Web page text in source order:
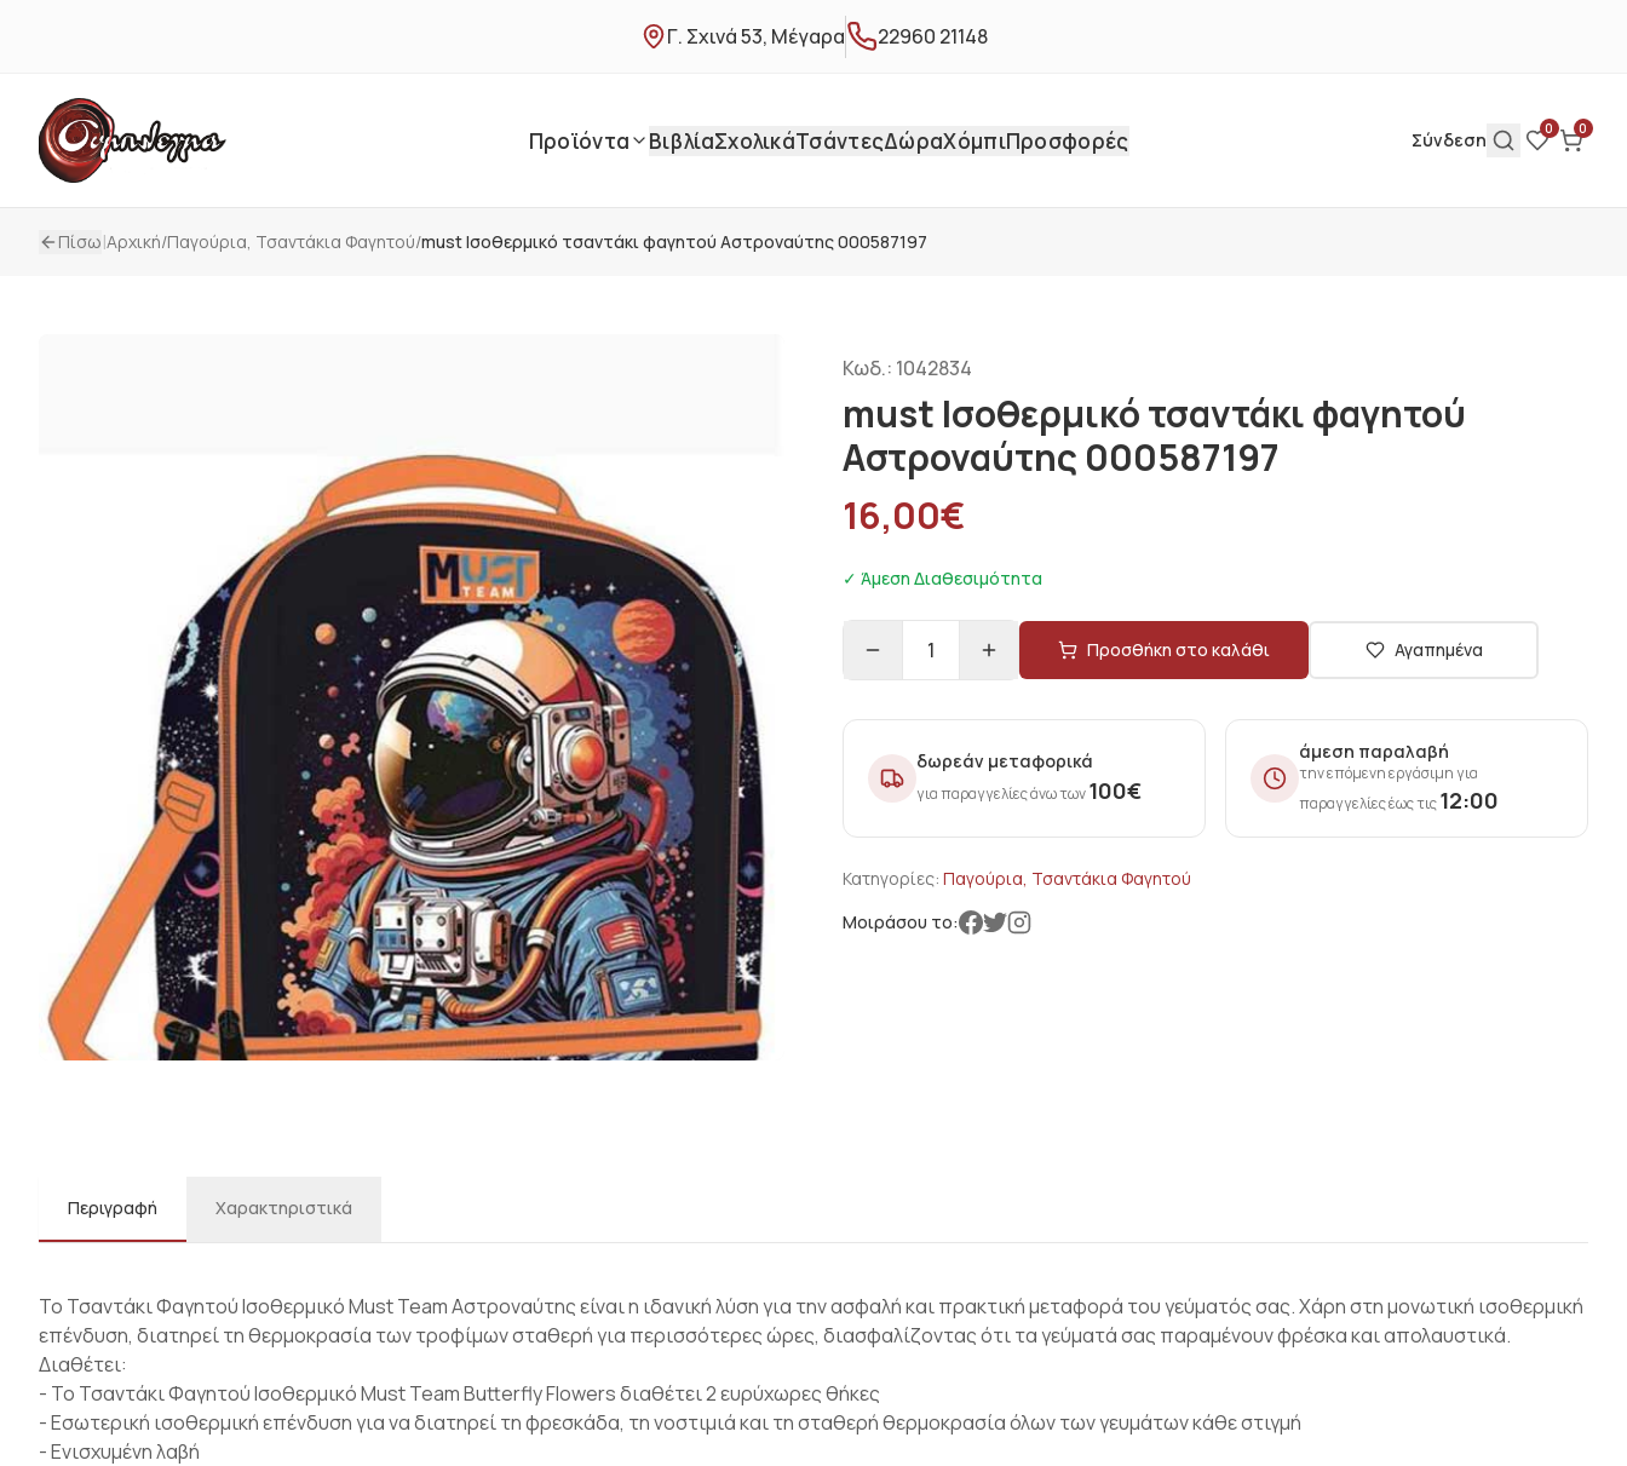
Γ. Σχινά 53, Μέγαρα 22960 21148
Προϊόντα ΒιβλίαΣχολικάΤσάντεςΔώραΧόμπιΠροσφορές Σύνδεση
0 0
Πίσω|Αρχική/Παγούρια, Τσαντάκια Φαγητού/must Ισοθερμικό τσαντάκι φαγητού Αστροναύτης 000587197
Κωδ.: 1042834
must Ισοθερμικό τσαντάκι φαγητού
Αστροναύτης 000587197
16,00€
✓ Άμεση Διαθεσιμότητα
1 Προσθήκη στο καλάθι Αγαπημένα
δωρεάν μεταφορικά
για παραγγελίες άνω των100€
άμεση παραλαβή
την επόμενη εργάσιμη για
παραγγελίες έως τις12:00
Κατηγορίες: Παγούρια, Τσαντάκια Φαγητού
Μοιράσου το:
Περιγραφή Χαρακτηριστικά
Το Τσαντάκι Φαγητού Ισοθερμικό Must Team Αστροναύτης είναι η ιδανική λύση για την ασφαλή και πρακτική μεταφορά του γεύματός σας. Χάρη στη μονωτική ισοθερμική
επένδυση, διατηρεί τη θερμοκρασία των τροφίμων σταθερή για περισσότερες ώρες, διασφαλίζοντας ότι τα γεύματά σας παραμένουν φρέσκα και απολαυστικά.
Διαθέτει:
- Το Τσαντάκι Φαγητού Ισοθερμικό Must Team Butterfly Flowers διαθέτει 2 ευρύχωρες θήκες
- Εσωτερική ισοθερμική επένδυση για να διατηρεί τη φρεσκάδα, τη νοστιμιά και τη σταθερή θερμοκρασία όλων των γευμάτων κάθε στιγμή
- Ενισχυμένη λαβή